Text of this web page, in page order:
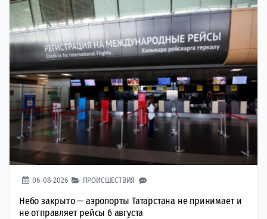
06-08-2026 ПРОИСШЕСТВИЯ
Небо закрыто — аэропорты Татарстана не принимает и
не отправляет рейсы 6 августа